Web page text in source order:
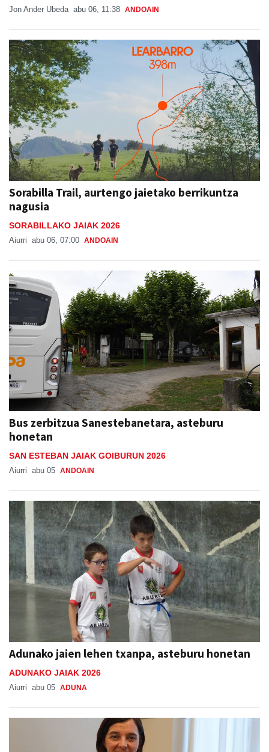
Jon Ander Ubeda abu 06, 11:38 ANDOAIN
Sorabilla Trail, aurtengo jaietako berrikuntza
nagusia
SORABILLAKO JAIAK 2026
Aiurri abu 06, 07:00 ANDOAIN
Bus zerbitzua Sanestebanetara, asteburu
honetan
SAN ESTEBAN JAIAK GOIBURUN 2026
Aiurri abu 05 ANDOAIN
Adunako jaien lehen txanpa, asteburu honetan
ADUNAKO JAIAK 2026
Aiurri abu 05 ADUNA